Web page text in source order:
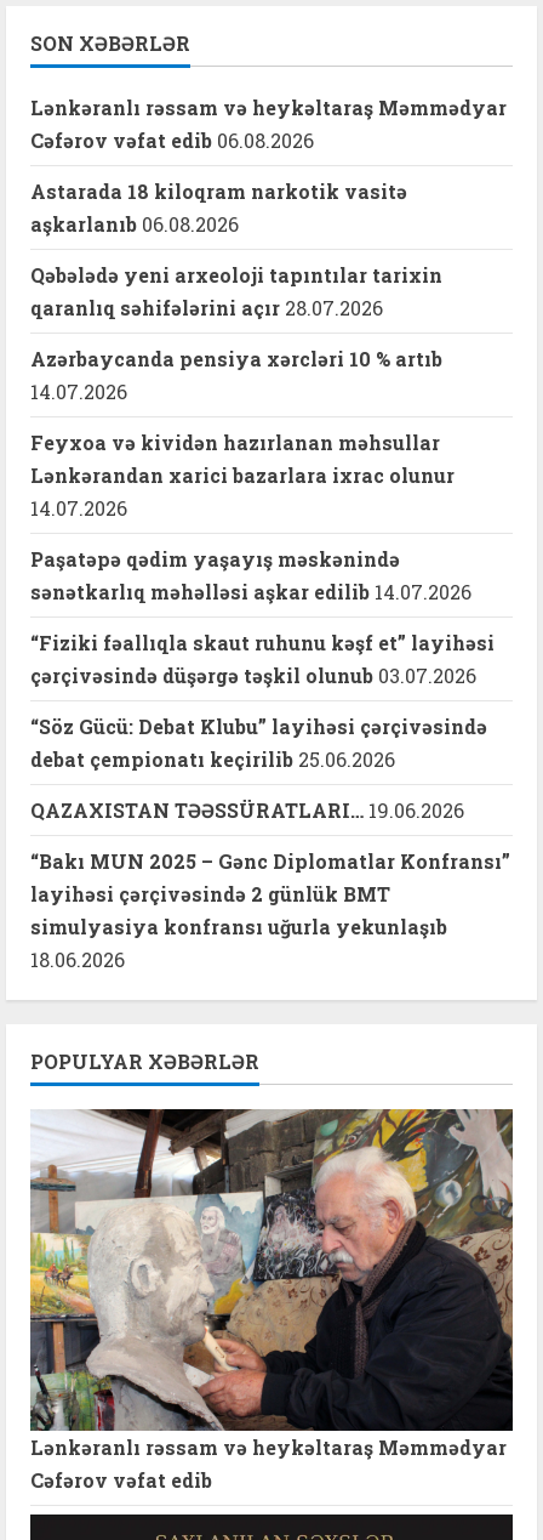
SON XƏBƏRLƏR
Lənkəranlı rəssam və heykəltaraş Məmmədyar
Cəfərov vəfat edib 06.08.2026
Astarada 18 kiloqram narkotik vasitə
aşkarlanıb 06.08.2026
Qəbələdə yeni arxeoloji tapıntılar tarixin
qaranlıq səhifələrini açır 28.07.2026
Azərbaycanda pensiya xərcləri 10 % artıb
14.07.2026
Feyxoa və kividən hazırlanan məhsullar
Lənkərandan xarici bazarlara ixrac olunur
14.07.2026
Paşatəpə qədim yaşayış məskənində
sənətkarlıq məhəlləsi aşkar edilib 14.07.2026
“Fiziki fəallıqla skaut ruhunu kəşf et” layihəsi
çərçivəsində düşərgə təşkil olunub 03.07.2026
“Söz Gücü: Debat Klubu” layihəsi çərçivəsində
debat çempionatı keçirilib 25.06.2026
QAZAXISTAN TƏƏSSÜRATLARI… 19.06.2026
“Bakı MUN 2025 – Gənc Diplomatlar Konfransı”
layihəsi çərçivəsində 2 günlük BMT
simulyasiya konfransı uğurla yekunlaşıb
18.06.2026
POPULYAR XƏBƏRLƏR
Lənkəranlı rəssam və heykəltaraş Məmmədyar
Cəfərov vəfat edib